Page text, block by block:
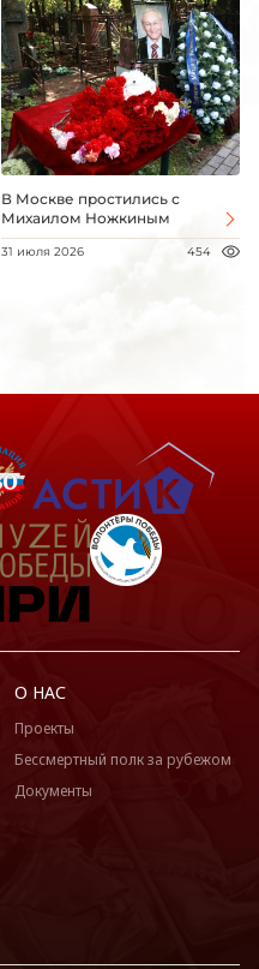
В Москве простились с
Михаилом Ножкиным
31 июля 2026 454
О НАС
Проекты
Бессмертный полк за рубежом
Документы